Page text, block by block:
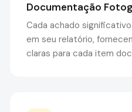
Documentação
Cada achado
em seu relatório,
claras para cada item